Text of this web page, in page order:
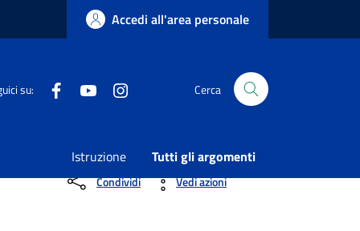
Accedi all'area personale
su: FacebookYoutube Cerca
Istruzione Tutti gli argomenti
ANNO 2025 – (N. 12 SETTORE
Condividi Vedi azioni